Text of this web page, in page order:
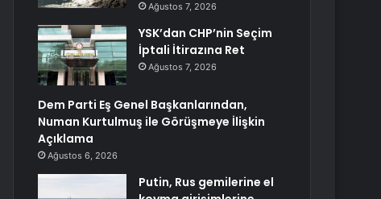
Ağustos 7, 2026
YSK’dan CHP’nin Seçim
İptali İtirazına Ret
Ağustos 7, 2026
Dem Parti Eş Genel Başkanlarından,
Numan Kurtulmuş ile Görüşmeye İlişkin
Açıklama
Ağustos 6, 2026
Putin, Rus gemilerine el